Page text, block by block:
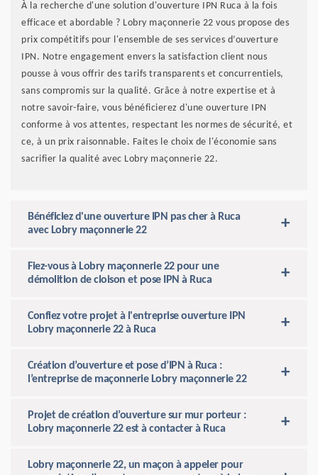
À la recherche d'une solution d'ouverture IPN Ruca à la fois
efficace et abordable ? Lobry maçonnerie 22 vous propose des
prix compétitifs pour l'ensemble de ses services d’ouverture
IPN. Notre engagement envers la satisfaction client nous
pousse à vous offrir des tarifs transparents et concurrentiels,
sans compromis sur la qualité. Grâce à notre expertise et à
notre savoir-faire, vous bénéficierez d'une ouverture IPN
conforme à vos attentes, respectant les normes de sécurité, et
ce, à un prix raisonnable. Faites le choix de l'économie sans
sacrifier la qualité avec Lobry maçonnerie 22.
Bénéficiez d'une ouverture IPN pas cher à Ruca
avec Lobry maçonnerie 22
Fiez-vous à Lobry maçonnerie 22 pour une
démolition de cloison et pose IPN à Ruca
Confiez votre projet à l'entreprise ouverture IPN
Lobry maçonnerie 22 à Ruca
Création d’ouverture et pose d’IPN à Ruca :
l’entreprise de maçonnerie Lobry maçonnerie 22
Projet de création d’ouverture sur mur porteur :
Lobry maçonnerie 22 est à contacter à Ruca
Lobry maçonnerie 22, un maçon à appeler pour